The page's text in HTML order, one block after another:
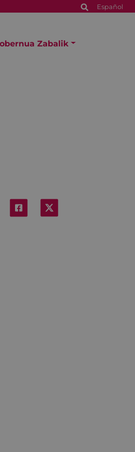
Español
Zabalik